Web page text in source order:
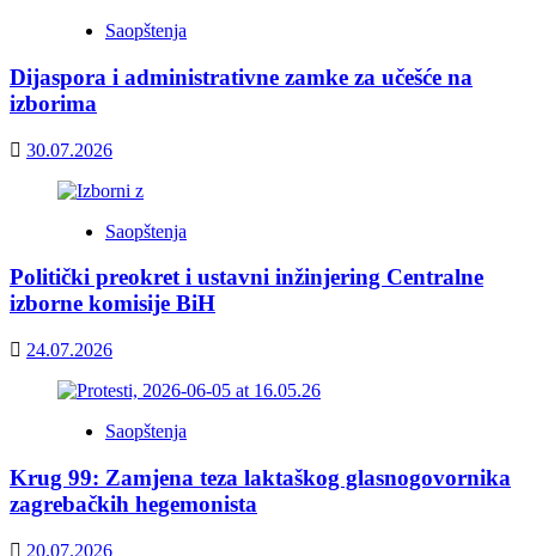
Saopštenja
Dijaspora i administrativne zamke za učešće na
izborima
30.07.2026
Saopštenja
Politički preokret i ustavni inžinjering Centralne
izborne komisije BiH
24.07.2026
Saopštenja
Krug 99: Zamjena teza laktaškog glasnogovornika
zagrebačkih hegemonista
20.07.2026